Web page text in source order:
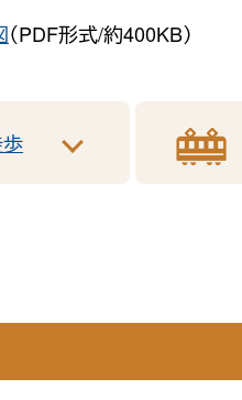
（PDF形式/約400KB）